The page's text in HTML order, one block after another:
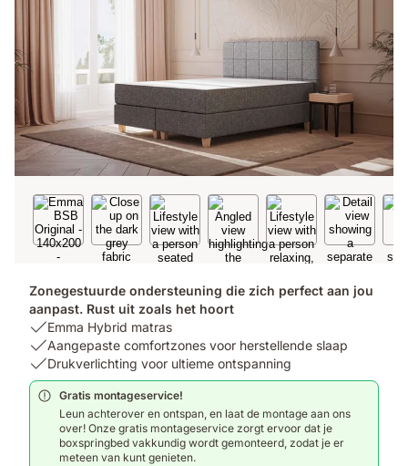
Zonegestuurde ondersteuning die zich perfect aan jou
aanpast. Rust uit zoals het hoort
USP
1:
Emma
Hybrid
matras
Emma Hybrid matras
USP
2:
Aangepaste
comfortzones
herstellende
Aangepaste comfortzones voor herstellende slaap
USP
3:
Drukverlichting
ultieme
ontspanning
Drukverlichting voor ultieme ontspanning
Gratis montageservice!
Leun achterover en ontspan, en laat de montage aan ons
over! Onze gratis montageservice zorgt ervoor dat je
boxspringbed vakkundig wordt gemonteerd, zodat je er
meteen van kunt genieten.